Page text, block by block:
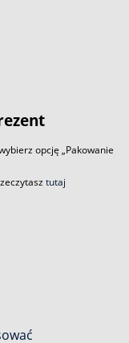
opcję „Pakowanie
tutaj